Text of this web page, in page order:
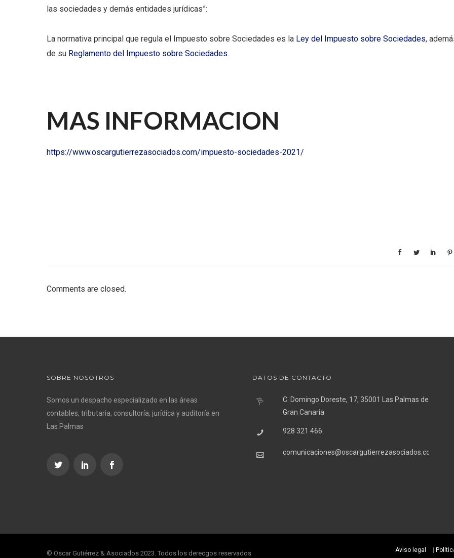
las sociedades y demás entidades jurídicas”:
La normativa principal que regula el Impuesto sobre Sociedades es la Ley del Impuesto sobre Sociedades,
de su Reglamento del Impuesto sobre Sociedades.
MAS INFORMACION
https://www.oscargutierrezasociados.com/impuesto-sociedades-2021/
Comments are closed.
SOBRE NOSOTROS
Somos un despacho especializado en las áreas
contables, tributaria, consultoría, jurídica y auditoría en
Las Palmas
DATOS DE CONTACTO
C. Domingo Doreste, 17, 35001 Las Palmas de
Gran Canaria
928 321 466
comunicaciones@oscargutierrezasociados.com
© Oscar Gutiérrez & Asociados 2023. Todos los derecgos reservados Aviso legal